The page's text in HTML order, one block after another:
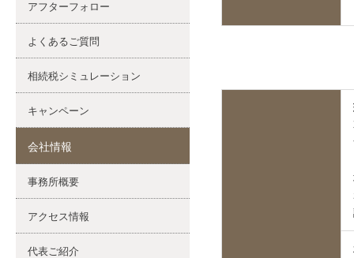
アフターフォロー
よくあるご質問
相続税シミュレーション
キャンペーン
会社情報
事務所概要
アクセス情報
代表ご紹介